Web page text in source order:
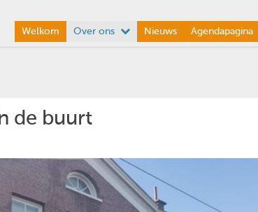
Welkom Over ons Nieuws Agendapagina
de buurt